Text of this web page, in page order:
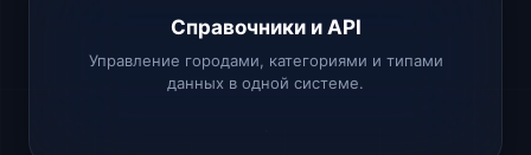
Справочники и API
Управление городами, категориями и типами
данных в одной системе.